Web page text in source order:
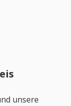
unsere